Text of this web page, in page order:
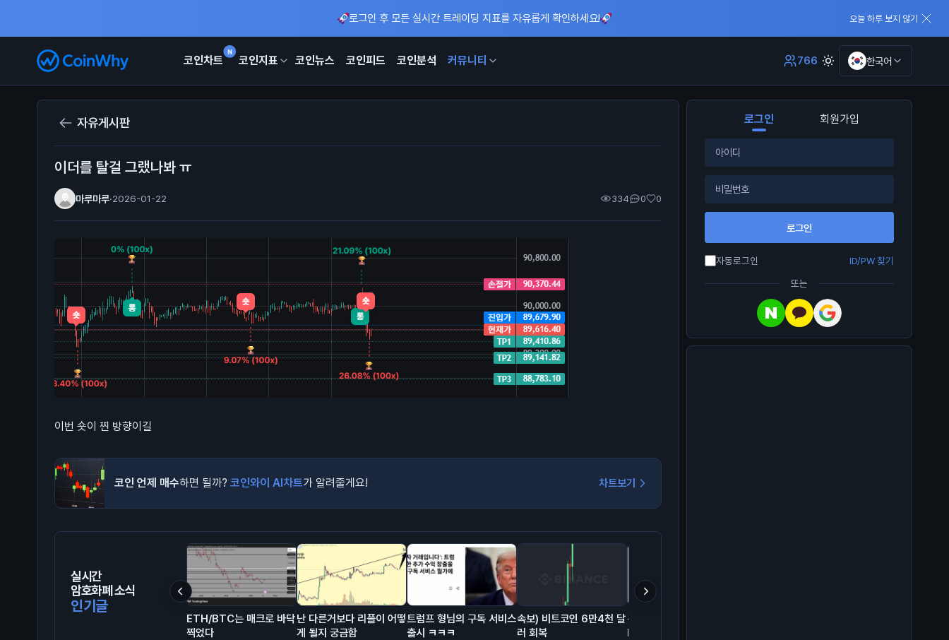
로그인 후 모든 실시간 트레이딩 지표를 자유롭게 확인하세요! 오늘 하루 보지 않기
N
코인차트 코인지표 코인뉴스 코인피드 코인분석 커뮤니티 766 한국어
자유게시판
이더를 탈걸 그랬나봐 ㅠ
마루마루·2026-01-22 334 0 0
이번 숏이 찐 방향이길
코인 언제 매수하면 될까? 코인와이 AI차트가 알려줄게요! 차트보기
실시간
암호화폐 소식
인기글
ETH/BTC는 매크로 바닥
찍었다
난 다른거보다 리플이 어떻
게 될지 궁금함
트럼프 형님의 구독 서비스
출시 ㅋㅋㅋ
속보) 비트코인 6만4천 달
러 회복
- 셀프 커스터디로 잃은
BTC 157.1만 개
로그인 회원가입
로그인
자동로그인
ID/PW 찾기
또는